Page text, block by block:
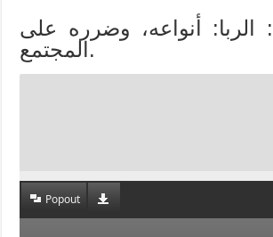
الدرس 21 : الربا: أنواعه، وضرره على
المجتمع.
Popout